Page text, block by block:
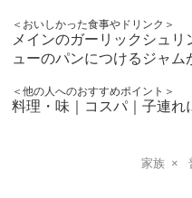
＜おいしかった食事やドリンク＞
メインのガーリックシュ
ューのパンにつけるジャム
＜他の人へのおすすめポイント＞
料理・味｜コスパ｜子連れ
家族